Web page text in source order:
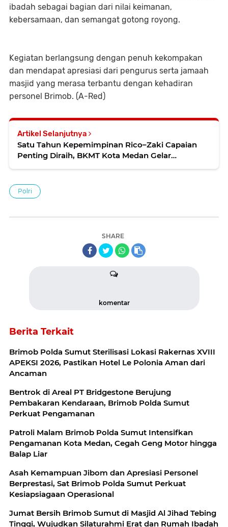
ibadah sebagai bagian dari nilai keimanan,
kebersamaan, dan semangat gotong royong.
Kegiatan berlangsung dengan penuh kekompakan
dan mendapat apresiasi dari pengurus serta jamaah
masjid yang merasa terbantu dengan kehadiran
personel Brimob. (A-Red)
Artikel Selanjutnya
Satu Tahun Kepemimpinan Rico–Zaki Capaian
Penting Diraih, BKMT Kota Medan Gelar
Polri
SHARE
komentar
Berita Terkait
Brimob Polda Sumut Sterilisasi Lokasi Rakernas XVIII
APEKSI 2026, Pastikan Hotel Le Polonia Aman dari
Ancaman
Bentrok di Areal PT Bridgestone Berujung
Pembakaran Kendaraan, Brimob Polda Sumut
Perkuat Pengamanan
Patroli Malam Brimob Polda Sumut Intensifkan
Pengamanan Kota Medan, Cegah Geng Motor hingga
Balap Liar
Asah Kemampuan Jibom dan Apresiasi Personel
Berprestasi, Sat Brimob Polda Sumut Perkuat
Kesiapsiagaan Operasional
Jumat Bersih Brimob Sumut di Masjid Al Jihad Tebing
Tinggi, Wujudkan Silaturahmi Erat dan Rumah Ibadah